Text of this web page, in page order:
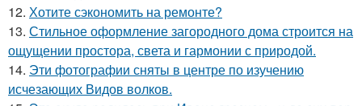
12. Хотите сэкономить на ремонте?
13. Стильное оформление загородного дома строится на
ощущении простора, света и гармонии с природой.
14. Эти фотографии сняты в центре по изучению
исчезающих Видов волков.